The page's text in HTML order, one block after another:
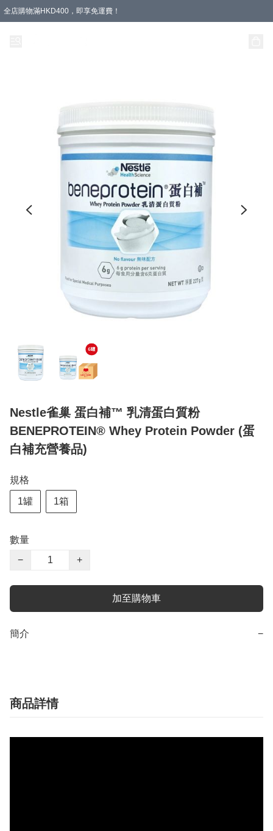
全店購物滿HKD400，即享免運費！
Nestle雀巢 蛋白補™ 乳清蛋白質粉
BENEPROTEIN® Whey Protein Powder (蛋
白補充營養品)
規格
1罐 1箱
數量
−
+
加至購物車
簡介 −
商品詳情